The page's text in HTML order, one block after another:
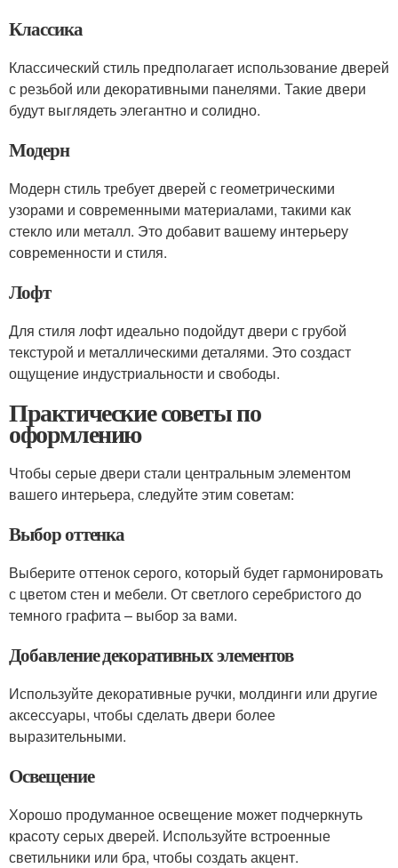
Классика
Классический стиль предполагает использование дверей
с резьбой или декоративными панелями. Такие двери
будут выглядеть элегантно и солидно.
Модерн
Модерн стиль требует дверей с геометрическими
узорами и современными материалами, такими как
стекло или металл. Это добавит вашему интерьеру
современности и стиля.
Лофт
Для стиля лофт идеально подойдут двери с грубой
текстурой и металлическими деталями. Это создаст
ощущение индустриальности и свободы.
Практические советы по
оформлению
Чтобы серые двери стали центральным элементом
вашего интерьера, следуйте этим советам:
Выбор оттенка
Выберите оттенок серого, который будет гармонировать
с цветом стен и мебели. От светлого серебристого до
темного графита – выбор за вами.
Добавление декоративных элементов
Используйте декоративные ручки, молдинги или другие
аксессуары, чтобы сделать двери более
выразительными.
Освещение
Хорошо продуманное освещение может подчеркнуть
красоту серых дверей. Используйте встроенные
светильники или бра, чтобы создать акцент.